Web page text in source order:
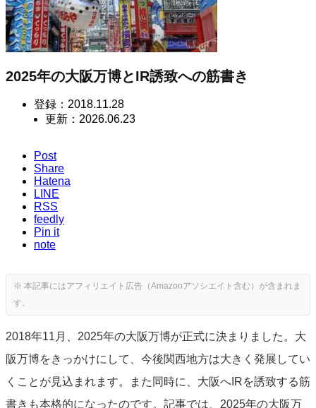
2025年の大阪万博とIR誘致への筋書き
登録： 2018.11.28
更新： 2026.06.23
Post
Share
Hatena
LINE
RSS
feedly
Pin it
note
2018年11月、2025年の大阪万博が正式に決まりました。大
阪万博をきっかけにして、今後関西地方は大きく発展してい
くことが見込まれます。また同時に、大阪へIRを誘致する筋
書きも本格的になったのです。記事では、2025年の大阪万